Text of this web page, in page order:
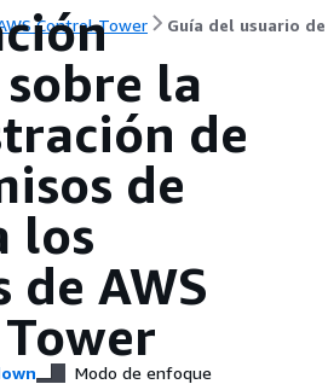
Control Tower Guía del usuario de
la
de
de
los
de AWS
Modo de enfoque